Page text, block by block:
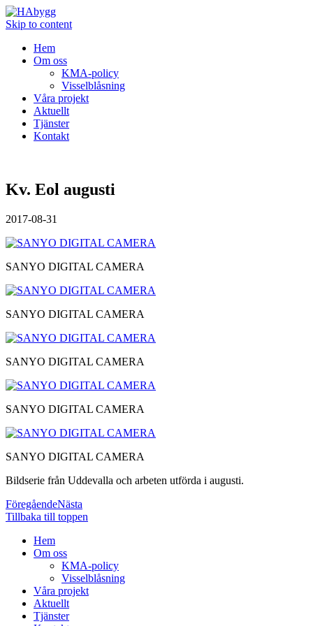
Skip to content
Hem
Om oss
KMA-policy
Visselblåsning
Våra projekt
Aktuellt
Tjänster
Kontakt
Kv. Eol augusti
2017-08-31
SANYO DIGITAL CAMERA
SANYO DIGITAL CAMERA
SANYO DIGITAL CAMERA
SANYO DIGITAL CAMERA
SANYO DIGITAL CAMERA
Bildserie från Uddevalla och arbeten utförda i augusti.
FöregåendeNästa
Tillbaka till toppen
Hem
Om oss
KMA-policy
Visselblåsning
Våra projekt
Aktuellt
Tjänster